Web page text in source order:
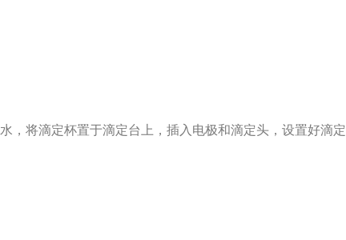
水，将滴定杯置于滴定台上，插入电极和滴定头，设置好滴